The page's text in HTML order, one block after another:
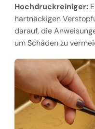
Hochdruckreiniger:
hartnäckigen
darauf, die
um Schäden zu